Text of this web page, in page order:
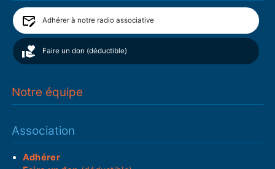
Adhérer à notre radio associative
Faire un don (déductible)
Notre équipe
Association
Adhérer